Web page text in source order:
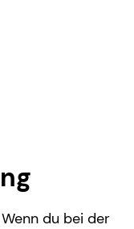
du bei der